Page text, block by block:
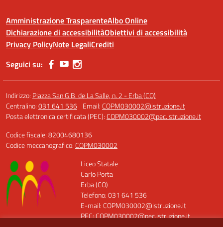
Amministrazione TrasparenteAlbo Online
Dichiarazione di accessibilitàObiettivi di accessibilità
Privacy PolicyNote LegaliCrediti
Seguici su:
Indirizzo: Piazza San G.B. de La Salle, n. 2 - Erba (CO)
Centralino:031 641 536 Email: COPM030002@istruzione.it
Posta elettronica certificata (PEC): COPM030002@pec.istruzione.it
Codice fiscale: 82004680136
Codice meccanografico: COPM030002
Liceo Statale
Carlo Porta
Erba (CO)
Telefono: 031 641 536
E-mail: COPM030002@istruzione.it
PEC: COPM030002@pec.istruzione.it